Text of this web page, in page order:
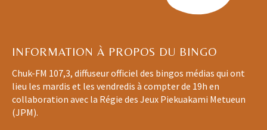
INFORMATION À PROPOS DU BINGO
Chuk-FM 107,3, diffuseur officiel des bingos médias qui ont
lieu les mardis et les vendredis à compter de 19h en
collaboration avec la Régie des Jeux Piekuakami Metueun
(JPM).